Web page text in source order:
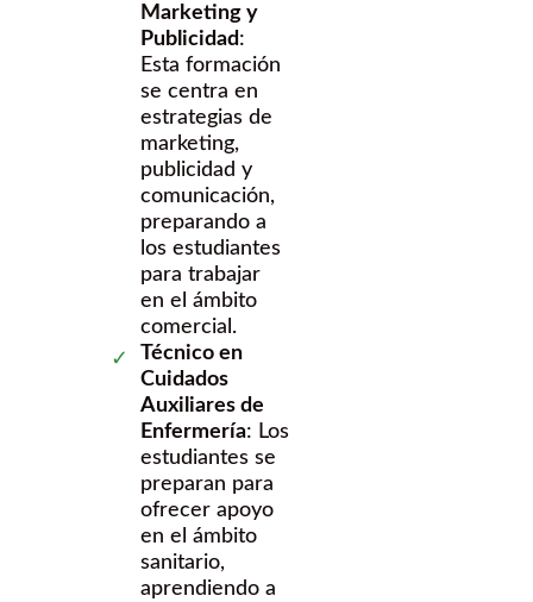
Marketing y
Publicidad:
Esta formación
se centra en
estrategias de
marketing,
publicidad y
comunicación,
preparando a
los estudiantes
para trabajar
en el ámbito
comercial.
Técnico en
Cuidados
Auxiliares de
Enfermería: Los
estudiantes se
preparan para
ofrecer apoyo
en el ámbito
sanitario,
aprendiendo a